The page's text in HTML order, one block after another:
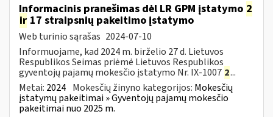
Informacinis pranešimas dėl LR GPM įstatymo 2
ir 17 straipsnių pakeitimo įstatymo
Web turinio sąrašas 2024-07-10
Informuojame, kad 2024 m. birželio 27 d. Lietuvos
Respublikos Seimas priėmė Lietuvos Respublikos
gyventojų pajamų mokesčio įstatymo Nr. IX-1007 2...
Metai: 2024 Mokesčių žinyno kategorijos: Mokesčių
įstatymų pakeitimai » Gyventojų pajamų mokesčio
pakeitimai nuo 2025 m.